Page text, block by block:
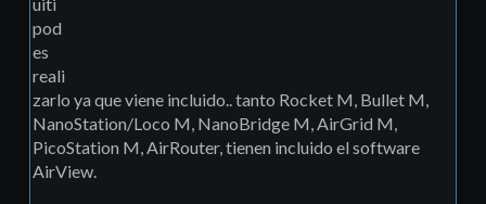
pod
es
reali
zarlo ya que viene incluido.. tanto Rocket M, Bullet M,
NanoStation/Loco M, NanoBridge M, AirGrid M,
PicoStation M, AirRouter, tienen incluido el software
AirView.